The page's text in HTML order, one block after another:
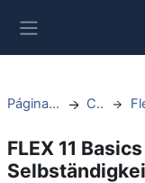
Página Principal Cursos
FLEX 11